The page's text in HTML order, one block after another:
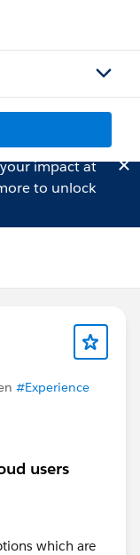
impact at
to unlock
#Experience
users
which are